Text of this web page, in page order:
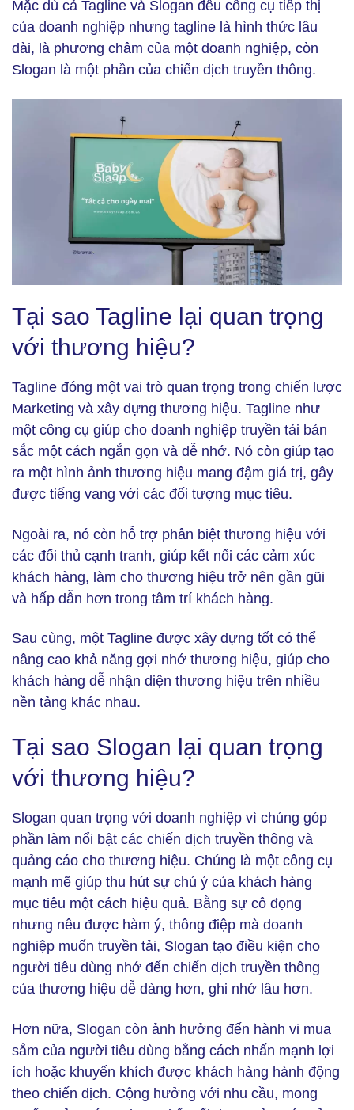
Mặc dù cả Tagline và Slogan đều công cụ tiếp thị
của doanh nghiệp nhưng tagline là hình thức lâu
dài, là phương châm của một doanh nghiệp, còn
Slogan là một phần của chiến dịch truyền thông.
Tại sao Tagline lại quan trọng
với thương hiệu?
Tagline đóng một vai trò quan trọng trong chiến lược
Marketing và xây dựng thương hiệu. Tagline như
một công cụ giúp cho doanh nghiệp truyền tải bản
sắc một cách ngắn gọn và dễ nhớ. Nó còn giúp tạo
ra một hình ảnh thương hiệu mang đậm giá trị, gây
được tiếng vang với các đối tượng mục tiêu.
Ngoài ra, nó còn hỗ trợ phân biệt thương hiệu với
các đối thủ cạnh tranh, giúp kết nối các cảm xúc
khách hàng, làm cho thương hiệu trở nên gần gũi
và hấp dẫn hơn trong tâm trí khách hàng.
Sau cùng, một Tagline được xây dựng tốt có thể
nâng cao khả năng gợi nhớ thương hiệu, giúp cho
khách hàng dễ nhận diện thương hiệu trên nhiều
nền tảng khác nhau.
Tại sao Slogan lại quan trọng
với thương hiệu?
Slogan quan trọng với doanh nghiệp vì chúng góp
phần làm nổi bật các chiến dịch truyền thông và
quảng cáo cho thương hiệu. Chúng là một công cụ
mạnh mẽ giúp thu hút sự chú ý của khách hàng
mục tiêu một cách hiệu quả. Bằng sự cô đọng
nhưng nêu được hàm ý, thông điệp mà doanh
nghiệp muốn truyền tải, Slogan tạo điều kiện cho
người tiêu dùng nhớ đến chiến dịch truyền thông
của thương hiệu dễ dàng hơn, ghi nhớ lâu hơn.
Hơn nữa, Slogan còn ảnh hưởng đến hành vi mua
sắm của người tiêu dùng bằng cách nhấn mạnh lợi
ích hoặc khuyến khích được khách hàng hành động
theo chiến dịch. Cộng hưởng với nhu cầu, mong